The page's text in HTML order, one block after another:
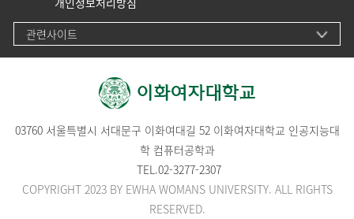
관련사이트
03760 서울특별시 서대문구 이화여대길 52 이화여자대학교 인공지능대
학 컴퓨터공학과
TEL.02-3277-2307
COPYRIGHT 2023 BY EWHA WOMANS UNIVERSITY. ALL RIGHTS
RESERVED.